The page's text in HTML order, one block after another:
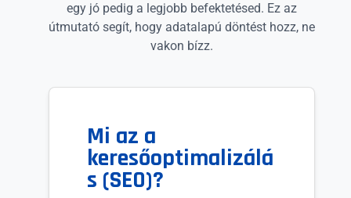
egy jó pedig a legjobb befektetésed. Ez az
útmutató segít, hogy adatalapú döntést hozz, ne
vakon bízz.
Mi az a
keresőoptimalizálá
s (SEO)?